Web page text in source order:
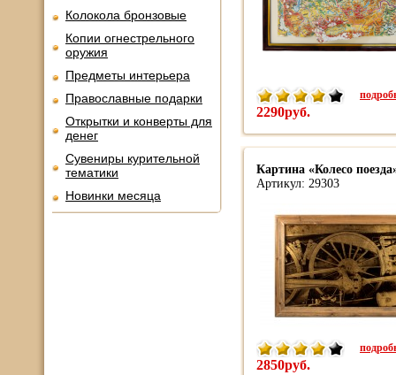
Колокола бронзовые
Копии огнестрельного
оружия
Предметы интерьера
Православные подарки
Открытки и конверты для
денег
Сувениры курительной
тематики
Новинки месяца
2290руб.
Картина «Колесо
Артикул: 29303
2850руб.